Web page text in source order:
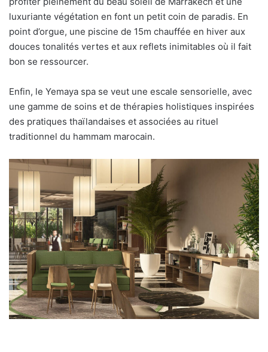
luxuriante végétation en font un petit coin de paradis. En
point d’orgue, une piscine de 15m chauffée en hiver aux
douces tonalités vertes et aux reflets inimitables où il fait
bon se ressourcer.
Enfin, le Yemaya spa se veut une escale sensorielle, avec
une gamme de soins et de thérapies holistiques inspirées
des pratiques thaïlandaises et associées au rituel
traditionnel du hammam marocain.